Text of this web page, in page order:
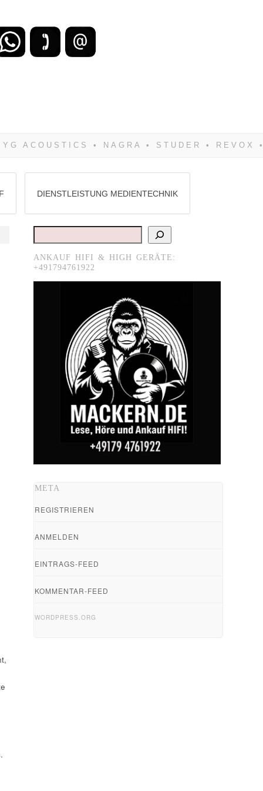
DIENSTLEISTUNG MEDIENTECHNIK
Suchen
ANKAUF HIFI & HIGH GERÄTE:
+491794761922
META
REGISTRIEREN
ANMELDEN
EINTRAGS-FEED
KOMMENTAR-FEED
WORDPRESS.ORG